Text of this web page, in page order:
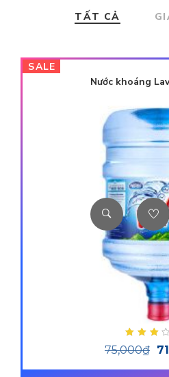
TẤT CẢ
SALE
Nước khoáng
Được xếp
hạng3.00
75,000₫